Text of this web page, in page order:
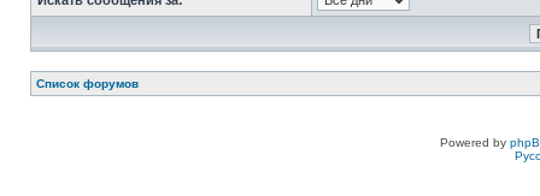
Список форумов
Powered by